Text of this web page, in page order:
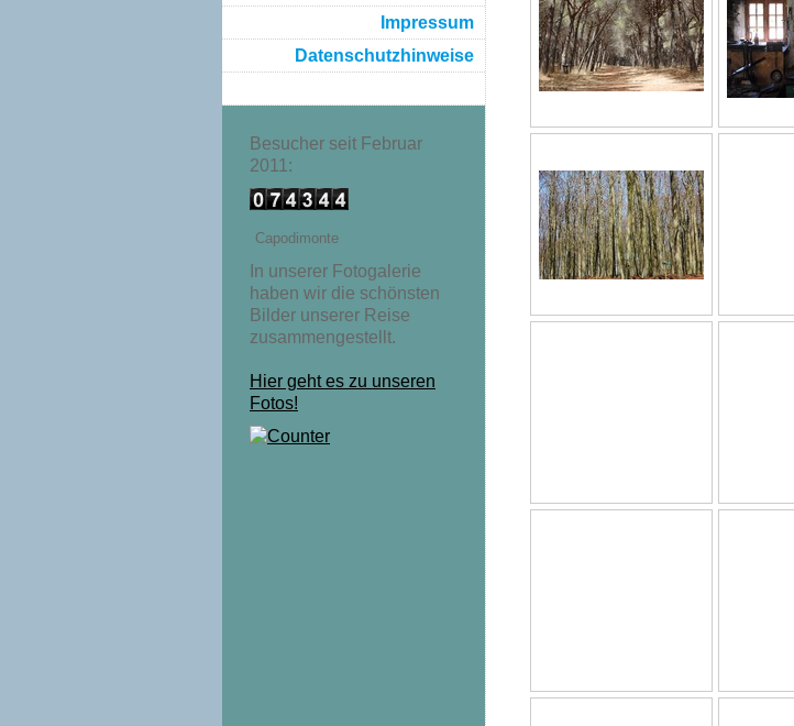
Impressum
Datenschutzhinweise
Besucher seit Februar
2011:
Capodimonte
In unserer Fotogalerie
haben wir die schönsten
Bilder unserer Reise
zusammengestellt.
Hier geht es zu unseren
Fotos!